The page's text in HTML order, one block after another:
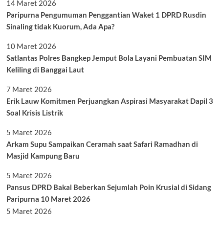
14 Maret 2026
Paripurna Pengumuman Penggantian Waket 1 DPRD Rusdin
Sinaling tidak Kuorum, Ada Apa?
10 Maret 2026
Satlantas Polres Bangkep Jemput Bola Layani Pembuatan SIM
Keliling di Banggai Laut
7 Maret 2026
Erik Lauw Komitmen Perjuangkan Aspirasi Masyarakat Dapil 3
Soal Krisis Listrik
5 Maret 2026
Arkam Supu Sampaikan Ceramah saat Safari Ramadhan di
Masjid Kampung Baru
5 Maret 2026
Pansus DPRD Bakal Beberkan Sejumlah Poin Krusial di Sidang
Paripurna 10 Maret 2026
5 Maret 2026